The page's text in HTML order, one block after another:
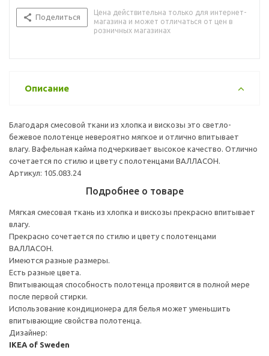
Поделиться
Цена действительна только для интернет-
магазина и может отличаться от цен в
розничных магазинах
Описание
Благодаря смесовой ткани из хлопка и вискозы это светло-
бежевое полотенце невероятно мягкое и отлично впитывает
влагу. Вафельная кайма подчеркивает высокое качество. Отлично
сочетается по стилю и цвету с полотенцами ВАЛЛАСОН.
Артикул: 105.083.24
Подробнее о товаре
Мягкая смесовая ткань из хлопка и вискозы прекрасно впитывает
влагу.
Прекрасно сочетается по стилю и цвету с полотенцами
ВАЛЛАСОН.
Имеются разные размеры.
Есть разные цвета.
Впитывающая способность полотенца проявится в полной мере
после первой стирки.
Использование кондиционера для белья может уменьшить
впитывающие свойства полотенца.
Дизайнер:
IKEA of Sweden